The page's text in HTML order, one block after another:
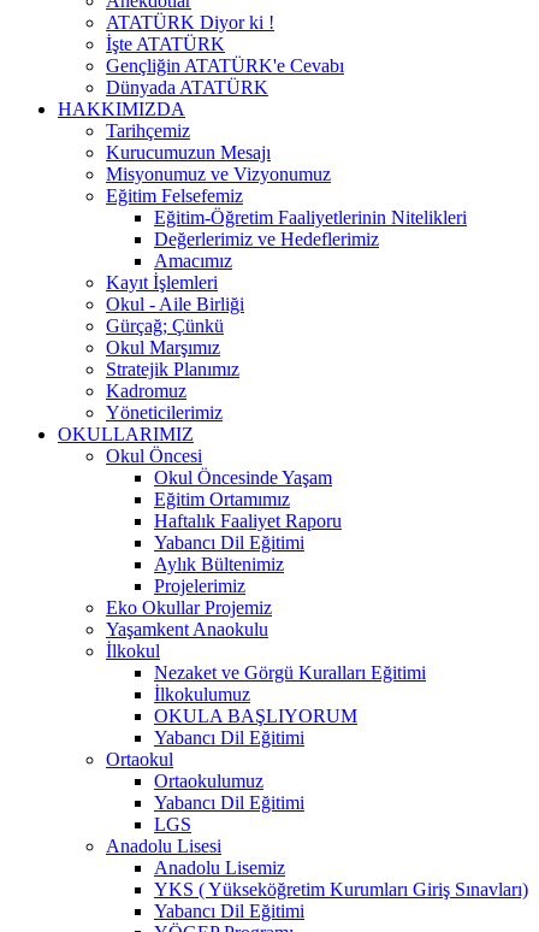
ATATÜRK Diyor ki !
İşte ATATÜRK
Gençliğin ATATÜRK'e Cevabı
Dünyada ATATÜRK
HAKKIMIZDA
Tarihçemiz
Kurucumuzun Mesajı
Misyonumuz ve Vizyonumuz
Eğitim Felsefemiz
Eğitim-Öğretim Faaliyetlerinin Nitelikleri
Değerlerimiz ve Hedeflerimiz
Amacımız
Kayıt İşlemleri
Okul - Aile Birliği
Gürçağ; Çünkü
Okul Marşımız
Stratejik Planımız
Kadromuz
Yöneticilerimiz
OKULLARIMIZ
Okul Öncesi
Okul Öncesinde Yaşam
Eğitim Ortamımız
Haftalık Faaliyet Raporu
Yabancı Dil Eğitimi
Aylık Bültenimiz
Projelerimiz
Eko Okullar Projemiz
Yaşamkent Anaokulu
İlkokul
Nezaket ve Görgü Kuralları Eğitimi
İlkokulumuz
OKULA BAŞLIYORUM
Yabancı Dil Eğitimi
Ortaokul
Ortaokulumuz
Yabancı Dil Eğitimi
LGS
Anadolu Lisesi
Anadolu Lisemiz
YKS ( Yükseköğretim Kurumları Giriş Sınavları)
Yabancı Dil Eğitimi